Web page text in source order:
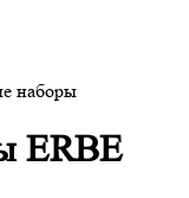
наборы
ERBE